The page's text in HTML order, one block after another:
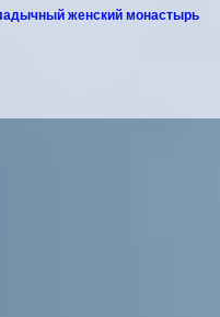
женский монастырь